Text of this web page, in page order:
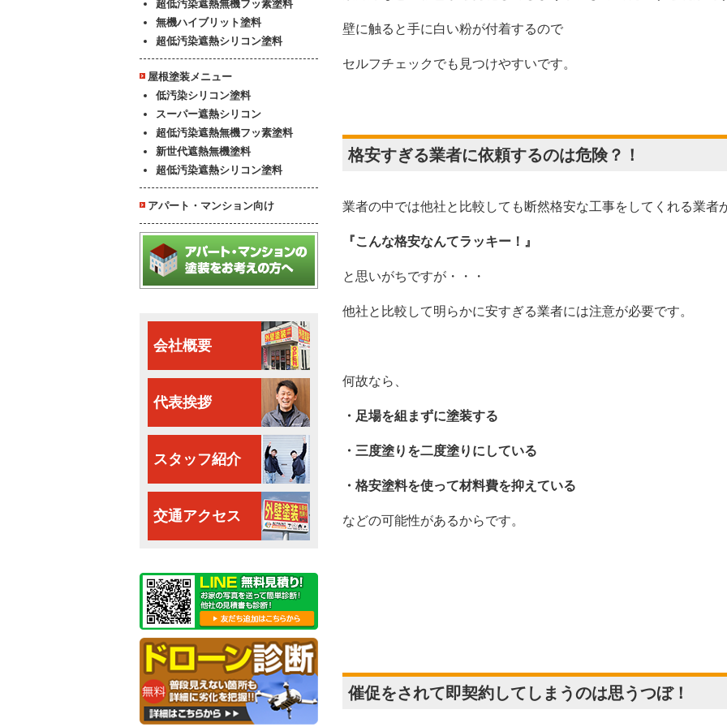
壁に触ると手に白い粉が付着するので
セルフチェックでも見つけやすいです。
格安すぎる業者に依頼するのは危険？！
業者の中では他社と比較しても断然格安な工事をしてくれる業者
『こんな格安なんてラッキー！』
と思いがちですが・・・
他社と比較して明らかに安すぎる業者には注意が必要です。
何故なら、
・足場を組まずに塗装する
・三度塗りを二度塗りにしている
・格安塗料を使って材料費を抑えている
などの可能性があるからです。
催促をされて即契約してしまうのは思うつぼ！
超低汚染遮熱無機フッ素塗料
無機ハイブリット塗料
超低汚染遮熱シリコン塗料
屋根塗装メニュー
低汚染シリコン塗料
スーパー遮熱シリコン
超低汚染遮熱無機フッ素塗料
新世代遮熱無機塗料
超低汚染遮熱シリコン塗料
アパート・マンション向け
会社概要
代表挨拶
スタッフ紹介
交通アクセス